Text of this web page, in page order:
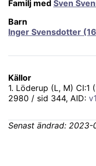
Familj med Sven
Barn
Inger Svensdotter
Källor
1. Löderup (L, M) CI:1
2980 / sid 344, AID:
Senast ändrad: 2023-